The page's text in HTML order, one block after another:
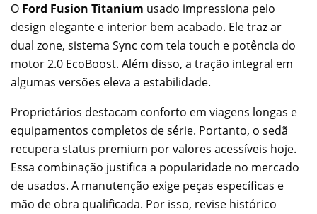
O Ford Fusion Titanium usado impressiona pelo
design elegante e interior bem acabado. Ele traz ar
dual zone, sistema Sync com tela touch e potência do
motor 2.0 EcoBoost. Além disso, a tração integral em
algumas versões eleva a estabilidade.
Proprietários destacam conforto em viagens longas e
equipamentos completos de série. Portanto, o sedã
recupera status premium por valores acessíveis hoje.
Essa combinação justifica a popularidade no mercado
de usados. A manutenção exige peças específicas e
mão de obra qualificada. Por isso, revise histórico